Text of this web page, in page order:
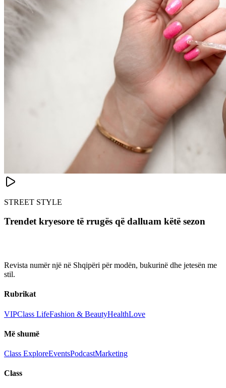
STREET STYLE
Trendet kryesore të rrugës që dalluam këtë sezon
Revista numër një në Shqipëri për modën, bukurinë dhe jetesën me
stil.
Rubrikat
VIPClass LifeFashion & BeautyHealthLove
Më shumë
Class ExploreEventsPodcastMarketing
Class